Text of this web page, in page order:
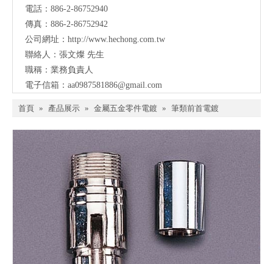
電話：886-2-86752940
傳真：886-2-86752942
公司網址： http://www.hechong.com.tw
聯絡人：張文燦 先生
職稱：業務負責人
電子信箱： aa0987581886@gmail.com
首頁 » 產品展示 » 金屬五金零件電鍍 » 筆類前首電鍍